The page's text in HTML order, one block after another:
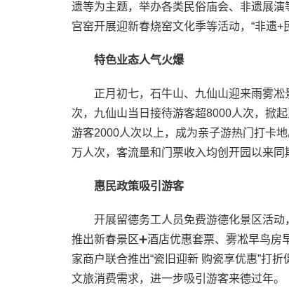
遗等为主题，举办各类民俗庙会、非遗展
宫窑开展迎新春烧窑文化季等活动，“非遗+
特色业态人气火爆
正月初七，石牛山、九仙山迎来雨雾
次，九仙山当日接待游客超8000人次，掀
游客2000人次以上，成为亲子游热门打卡
万人次，客流量和门票收入均创开园以来同
惠民政策吸引游客
开展留德务工人员免费游德化景区活
推出新春景区➕酒店优惠套票、雾凇早鸟
家商户联合推出“瓷旧迎新 购瓷享优惠”打
文旅消费需求，进一步吸引游客来德过年。